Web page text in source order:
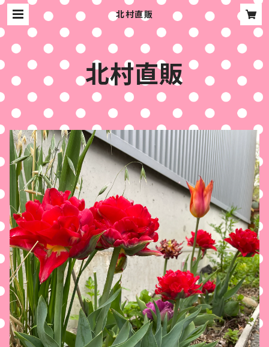
北村直販
北村直販